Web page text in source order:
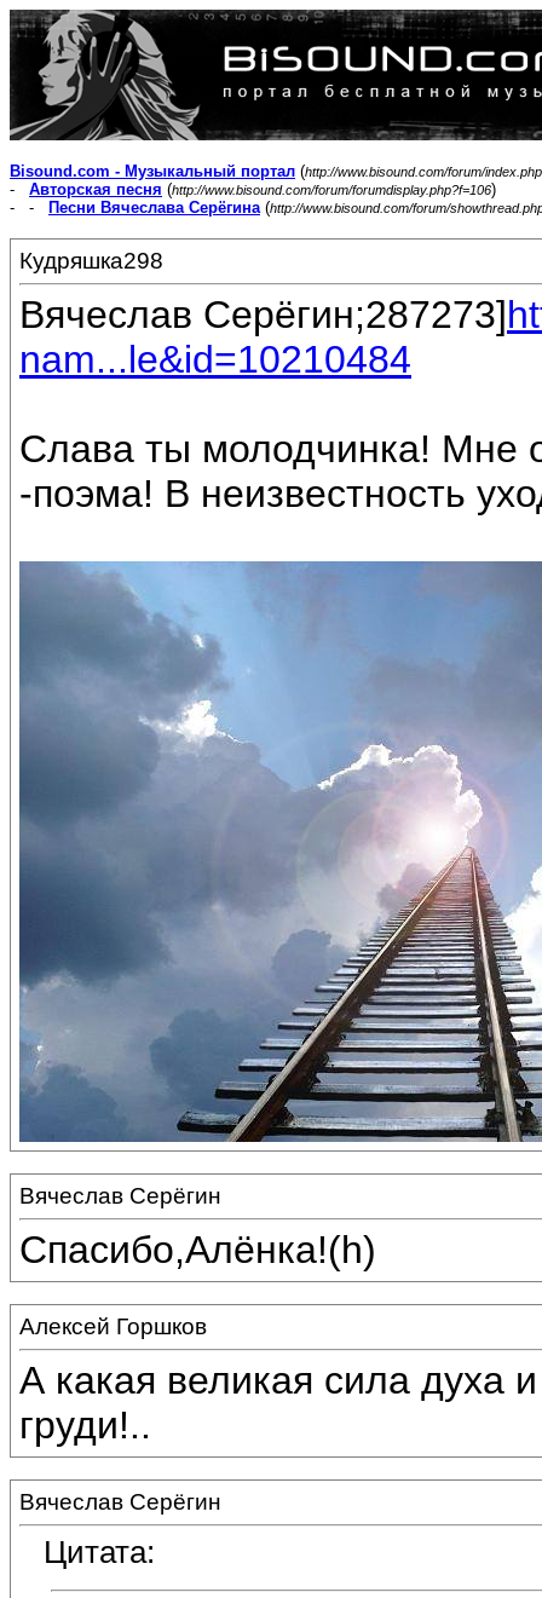
Bisound.com - Музыкальный портал (http://www.bisound.com/forum/index.php
- Авторская песня (http://www.bisound.com/forum/forumdisplay.php?f=106)
- -
Песни Вячеслава Серёгина(http://www.bisound.com/forum/
Кудряшка298
Вячеслав Серёгин;287273]
nam...le&id=10210484
Слава ты молодчинка! Мне
-поэма! В неизвестность
Вячеслав Серёгин
Спасибо,Алёнка!(h)
Алексей Горшков
А какая великая сила духа
груди!..
Вячеслав Серёгин
Цитата: